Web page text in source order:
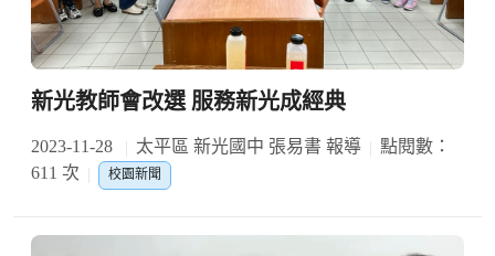
新光教師會改選 服務新光成經典
2023-11-28 太平區 新光國中 張易書 報導
點閱數：
611 次
校園新聞